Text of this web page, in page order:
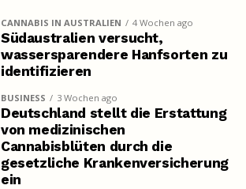
CANNABIS IN AUSTRALIEN 4 Wochen ago
Südaustralien versucht,
wassersparendere Hanfsorten zu
identifizieren
BUSINESS 3 Wochen ago
Deutschland stellt die Erstattung
von medizinischen
Cannabisblüten durch die
gesetzliche Krankenversicherung
ein